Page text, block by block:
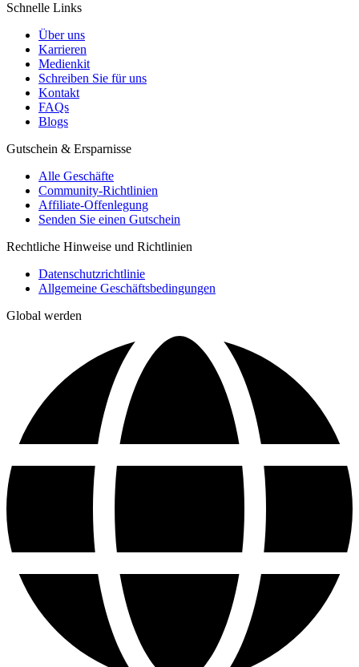
Schnelle Links
Über uns
Karrieren
Medienkit
Schreiben Sie für uns
Kontakt
FAQs
Blogs
Gutschein & Ersparnisse
Alle Geschäfte
Community-Richtlinien
Affiliate-Offenlegung
Senden Sie einen Gutschein
Rechtliche Hinweise und Richtlinien
Datenschutzrichtlinie
Allgemeine Geschäftsbedingungen
Global werden